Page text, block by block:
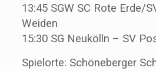
13:45 SGW SC Rote Erde/
Weiden
15:30 SG Neukölln – SV
Spielorte: Schöneberger